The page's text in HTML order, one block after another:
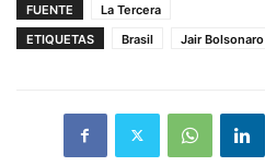
FUENTE
La Tercera
ETIQUETAS
Brasil Jair Bolsonaro